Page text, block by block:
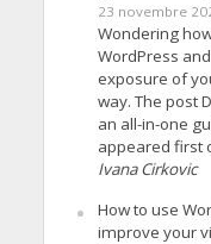
23 novembre
Wondering
WordPress
exposure of
way. The post
an all-in-one
appeared first
Ivana Cirkovic
How to use
improve your